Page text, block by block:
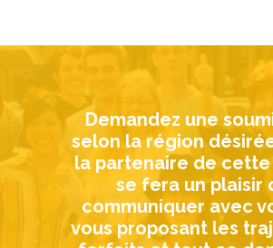
Demandez une
selon la région
la partenaire de
se fera un plaisir
communiquer avec
vous proposant les